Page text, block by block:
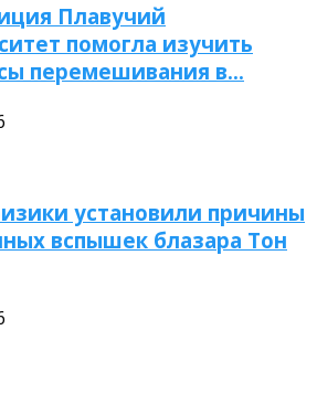
Плавучий
помогла изучить
перемешивания в…
установили причины
вспышек блазара Тон